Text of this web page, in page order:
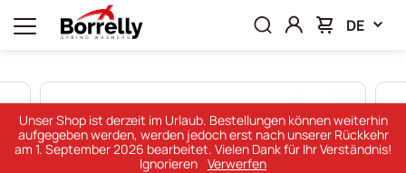
DE
Unser Shop ist derzeit im Urlaub. Bestellungen können weiterhin
aufgegeben werden, werden jedoch erst nach unserer Rückkehr
am 1. September 2026 bearbeitet. Vielen Dank für Ihr Verständnis!
Ignorieren Verwerfen